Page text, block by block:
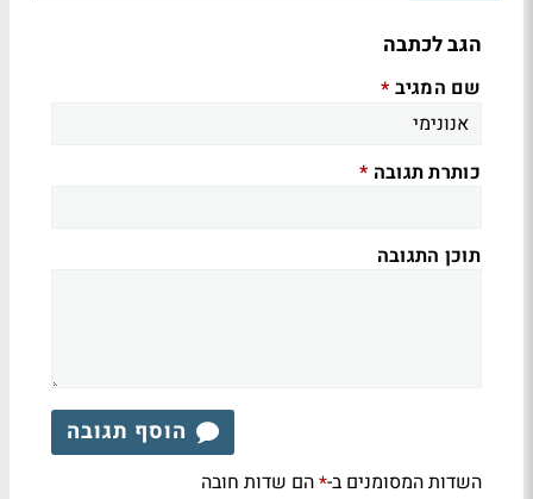
הגב לכתבה
שם המגיב *
כותרת תגובה *
תוכן התגובה
הוסף תגובה
השדות המסומנים ב-*הם שדות חובה